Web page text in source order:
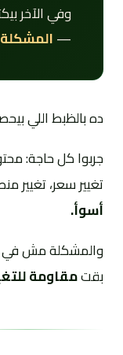
وفي الآخر
—
ده بالظبط اللي
جربوا كل حاجة:
تغيير سعر، تغيير
أسوأ.
والمشكلة مش في
بقتمقاومة